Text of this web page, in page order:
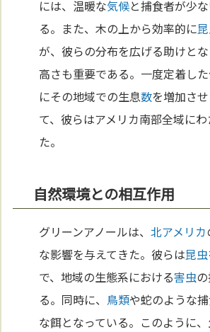
には、温暖な気候と捕食者が少
る。また、木の上から効率的に
が、彼らの分布を広げる助けと
高さも重要である。一度定着し
にその地域での生息数を増加さ
て、彼らはアメリカ南部全域に
た。
自然環境との相互作用
グリーンアノールは、北アメリカ
な影響を与えてきた。彼らは昆虫
で、地域の生態系における害虫
る。同時に、 鳥類や蛇のような
な餌となっている。このように